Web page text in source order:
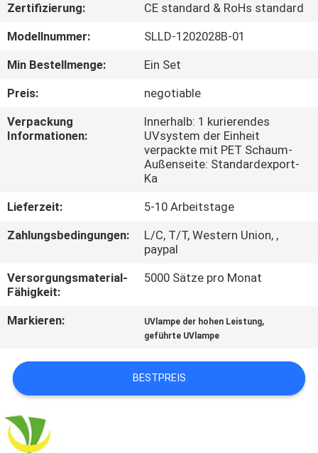
AUSFLUG
QUALITÄTSKONTROLLE
TRETEN
SIE
IN
VERBINDUNG
NACHRICHTEN
FORDERN
EIN
ZITAT
SITEMAP
Zertifizierung:
CE standard & RoHs standard
Modellnummer:
SLLD-1202028B-01
Min Bestellmenge:
Ein Set
Preis:
negotiable
Verpackung
Informationen:
Innerhalb: 1 kurierendes
UVsystem der Einheit
verpackte mit PET Schaum-
Außenseite: Standardexport-
Ka
Lieferzeit:
5-10 Arbeitstage
Zahlungsbedingungen:
L/C, T/T, Western Union, ,
paypal
Versorgungsmaterial-
Fähigkeit:
5000 Sätze pro Monat
Markieren: UVlampe der hohen Leistung,
geführte UVlampe
BESTPREIS